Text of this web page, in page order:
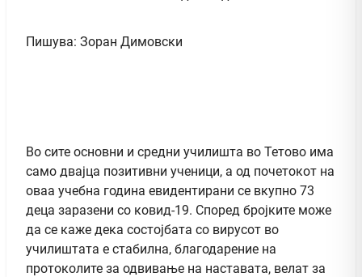
Пишува: Зоран Димовски
Во сите основни и средни училишта во Тетово има
само двајца позитивни ученици, а од почетокот на
оваа учебна година евидентирани се вкупно 73
деца заразени со ковид-19. Според бројките може
да се каже дека состојбата со вирусот во
училиштата е стабилна, благодарение на
протоколите за одвивање на наставата, велат за